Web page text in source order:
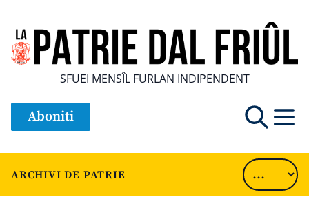
SFUEI MENSÎL FURLAN INDIPENDENT
Aboniti
ARCHIVI DE PATRIE